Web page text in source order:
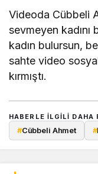
Videoda Cübbeli
sevmeyen kadını
kadın bulursun,
sahte video
kırmıştı.
HABERLE ILGILI DAHA
#Cübbeli Ahmet #